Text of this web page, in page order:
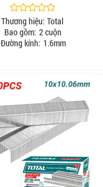
Thương hiệu: Total
Bao gồm: 2 cuộn
Đường kính: 1.6mm